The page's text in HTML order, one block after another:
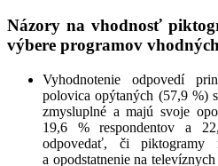
Názory na vhodnosť
výbere programov
Vyhodnotenie odpovedí
polovica opýtaných (57,9 %)
zmysluplné a majú svoje
19,6 % respondentov a
odpovedať, či piktogramy
a opodstatnenie na